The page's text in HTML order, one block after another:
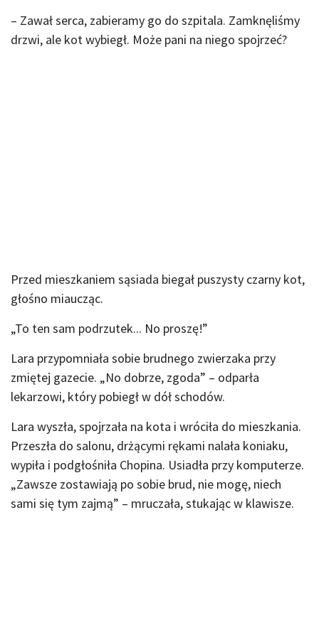
– Zawał serca, zabieramy go do szpitala. Zamknęliśmy
drzwi, ale kot wybiegł. Może pani na niego spojrzeć?
Przed mieszkaniem sąsiada biegał puszysty czarny kot,
głośno miaucząc.
„To ten sam podrzutek... No proszę!”
Lara przypomniała sobie brudnego zwierzaka przy
zmiętej gazecie. „No dobrze, zgoda” – odparła
lekarzowi, który pobiegł w dół schodów.
Lara wyszła, spojrzała na kota i wróciła do mieszkania.
Przeszła do salonu, drżącymi rękami nalała koniaku,
wypiła i podgłośniła Chopina. Usiadła przy komputerze.
„Zawsze zostawiają po sobie brud, nie mogę, niech
sami się tym zajmą” – mruczała, stukając w klawisze.